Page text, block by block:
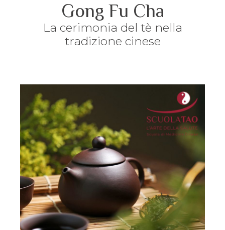
Gong Fu Cha
La cerimonia del tè nella
tradizione cinese